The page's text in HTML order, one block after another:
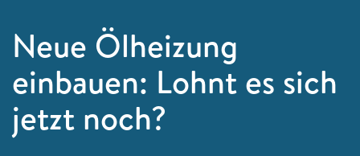
Neue Ölheizung
einbauen: Lohnt es sich
jetzt noch?